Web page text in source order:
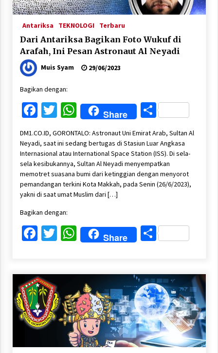
Antariksa TEKNOLOGI Terbaru
Dari Antariksa Bagikan Foto Wukuf di
Arafah, Ini Pesan Astronaut Al Neyadi
Muis Syam 29/06/2023
Bagikan dengan:
Facebook
Twitter
WhatsApp
Share Share
DM1.CO.ID, GORONTALO: Astronaut Uni Emirat Arab, Sultan Al
Neyadi, saat ini sedang bertugas di Stasiun Luar Angkasa
Internasional atau International Space Station (ISS). Di sela-
sela kesibukannya, Sultan Al Neyadi menyempatkan
memotret suasana bumi dari ketinggian dengan menyorot
pemandangan terkini Kota Makkah, pada Senin (26/6/2023),
yakni di saat umat Muslim dari […]
Bagikan dengan:
Facebook
Twitter
WhatsApp
Share Share